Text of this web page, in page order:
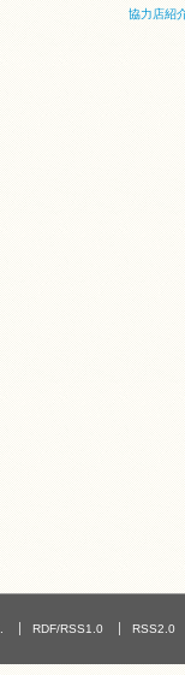
協力店紹
RDF/RSS1.0 RSS2.0